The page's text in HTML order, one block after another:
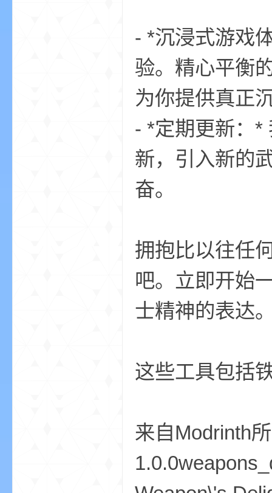
- *沉浸式游戏
验。精心平衡
为你提供真正
- *定期更新：*
新，引入新的
奋。
拥抱比以往任
吧。立即开始
士精神的表达
这些工具包括
来自Modrinth